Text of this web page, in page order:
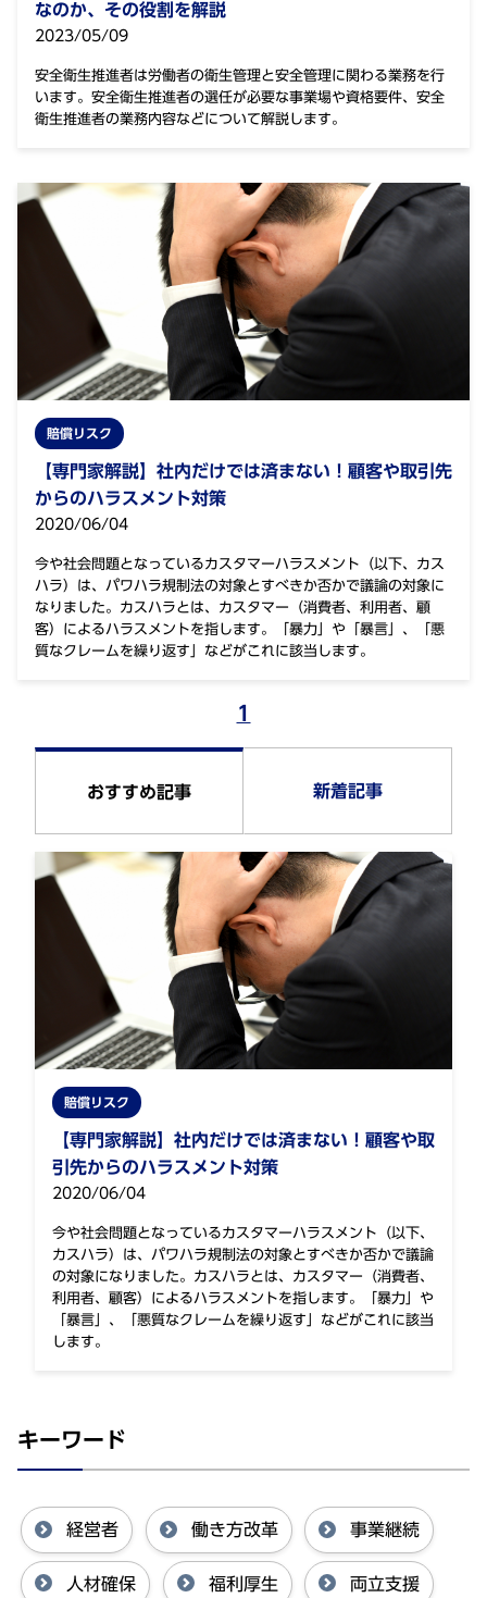
なのか、その役割を解説
2023/05/09
安全衛生推進者は労働者の衛生管理と安全管理に関わる業務を行
います。安全衛生推進者の選任が必要な事業場や資格要件、安全
衛生推進者の業務内容などについて解説します。
賠償リスク
【専門家解説】社内だけでは済まない！顧客や取引先
からのハラスメント対策
2020/06/04
今や社会問題となっているカスタマーハラスメント（以下、カス
ハラ）は、パワハラ規制法の対象とすべきか否かで議論の対象に
なりました。カスハラとは、カスタマー（消費者、利用者、顧
客）によるハラスメントを指します。「暴力」や「暴言」、「悪
質なクレームを繰り返す」などがこれに該当します。
1
おすすめ記事 新着記事
賠償リスク
【専門家解説】社内だけでは済まない！顧客や取
引先からのハラスメント対策
2020/06/04
今や社会問題となっているカスタマーハラスメント（以下、
カスハラ）は、パワハラ規制法の対象とすべきか否かで議論
の対象になりました。カスハラとは、カスタマー（消費者、
利用者、顧客）によるハラスメントを指します。「暴力」や
「暴言」、「悪質なクレームを繰り返す」などがこれに該当
します。
キーワード
経営者 働き方改革 事業継続
人材確保 福利厚生 両立支援